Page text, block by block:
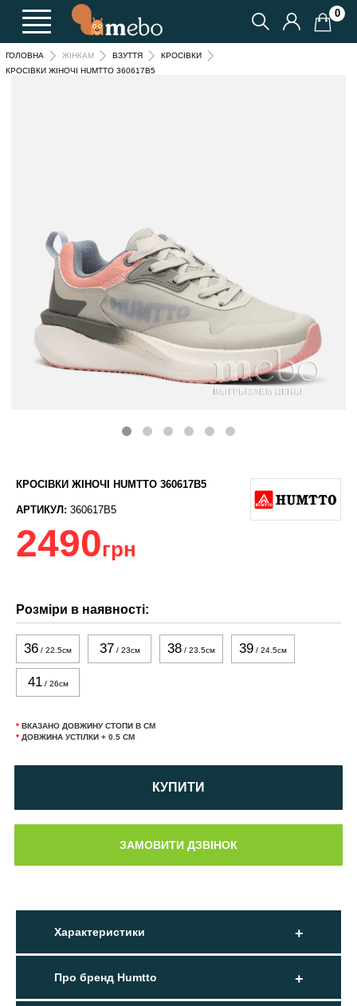
0
ГОЛОВНА ЖІНКАМ ВЗУТТЯ
КРОСІВКИ
КРОСІВКИ ЖІНОЧІ HUMTTO 360617B5
КРОСІВКИ ЖІНОЧІ HUMTTO 360617B5
АРТИКУЛ: 360617B5
2490грн
Розміри в наявності:
36 / 22.5см 37 / 23см 38 / 23.5см 39 / 24.5см
41/ 26см
* ВКАЗАНО ДОВЖИНУ СТОПИ В СМ
* ДОВЖИНА УСТІЛКИ + 0.5 СМ
КУПИТИ
Характеристики
Про бренд Humtto